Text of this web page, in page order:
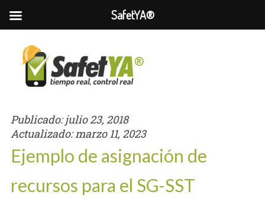
Publicado:julio 23, 2018
Actualizado:marzo 11, 2023
Ejemplo de asignación de
recursos para el SG-SST
SafetYA®